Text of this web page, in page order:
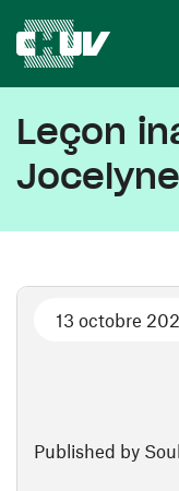
Leçon
Published by
13 octobre